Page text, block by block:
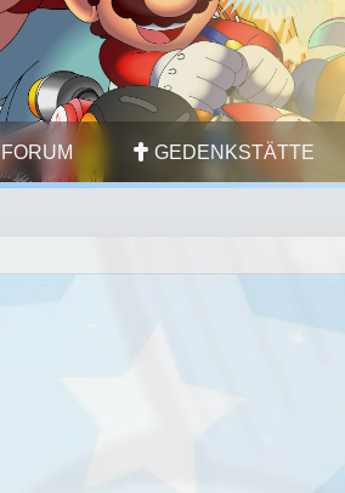
FORUM GEDENKSTÄTTE